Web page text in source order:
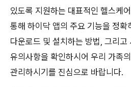
있도록 지원하는 대표적인 헬스케
통해 하이닥 앱의 주요 기능을 정확
다운로드 및 설치하는 방법, 그리고
유의사항을 확인하시어 우리 가족
관리하시기를 진심으로 바랍니다.